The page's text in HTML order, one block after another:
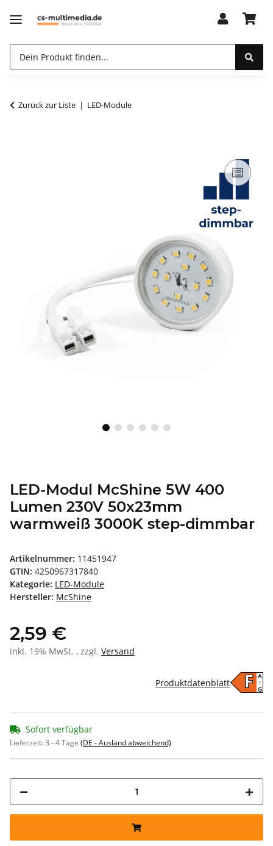
Zurück zur Liste LED-Module
LED-Modul McShine 5W 400
Lumen 230V 50x23mm
warmweiß 3000K step-dimmbar
Artikelnummer: 11451947
GTIN: 4250967317840
Kategorie: LED-Module
Hersteller: McShine
2,59 €
inkl. 19% MwSt. , zzgl. Versand
F A
↑
G
Produktdatenblatt
Sofort verfügbar
Lieferzeit:3 - 4 Tage (DE - Ausland abweichend)